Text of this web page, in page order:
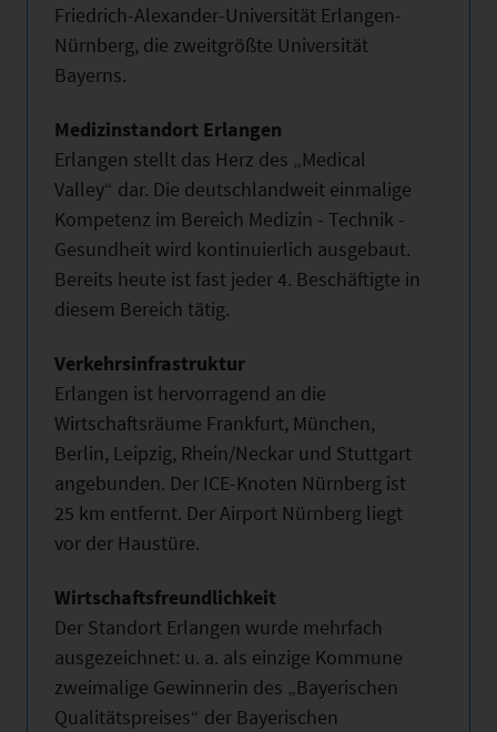
Friedrich-Alexander-Universität Erlangen-
Nürnberg, die zweitgrößte Universität
Bayerns.
Medizinstandort Erlangen
Erlangen stellt das Herz des „Medical
Valley“ dar. Die deutschlandweit einmalige
Kompetenz im Bereich Medizin - Technik -
Gesundheit wird kontinuierlich ausgebaut.
Bereits heute ist fast jeder 4. Beschäftigte in
diesem Bereich tätig.
Verkehrsinfrastruktur
Erlangen ist hervorragend an die
Wirtschaftsräume Frankfurt, München,
Berlin, Leipzig, Rhein/Neckar und Stuttgart
angebunden. Der ICE-Knoten Nürnberg ist
25 km entfernt. Der Airport Nürnberg liegt
vor der Haustüre.
Wirtschaftsfreundlichkeit
Der Standort Erlangen wurde mehrfach
ausgezeichnet: u. a. als einzige Kommune
zweimalige Gewinnerin des „Bayerischen
Qualitätspreises“ der Bayerischen